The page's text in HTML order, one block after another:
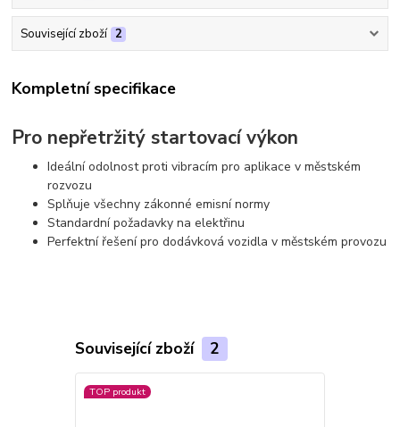
Související zboží 2
Kompletní specifikace
Pro nepřetržitý startovací výkon
Ideální odolnost proti vibracím pro aplikace v městském
rozvozu
Splňuje všechny zákonné emisní normy
Standardní požadavky na elektřinu
Perfektní řešení pro dodávková vozidla v městském provozu
Související zboží 2
TOP produkt